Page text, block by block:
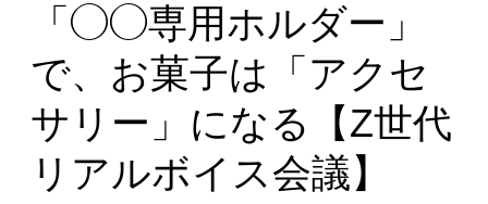
「◯◯専用ホルダー」
で、お菓子は「アクセ
サリー」になる【Z世代
リアルボイス会議】